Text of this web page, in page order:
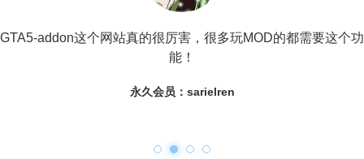
GTA5-addon这个网站真的很厉害，很多玩MOD的都需要这个功
能！
永久会员：sarielren